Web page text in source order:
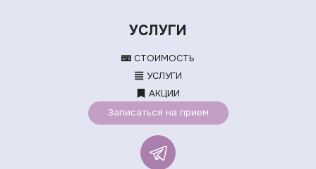
УСЛУГИ
СТОИМОСТЬ
УСЛУГИ
АКЦИИ
Записаться на прием